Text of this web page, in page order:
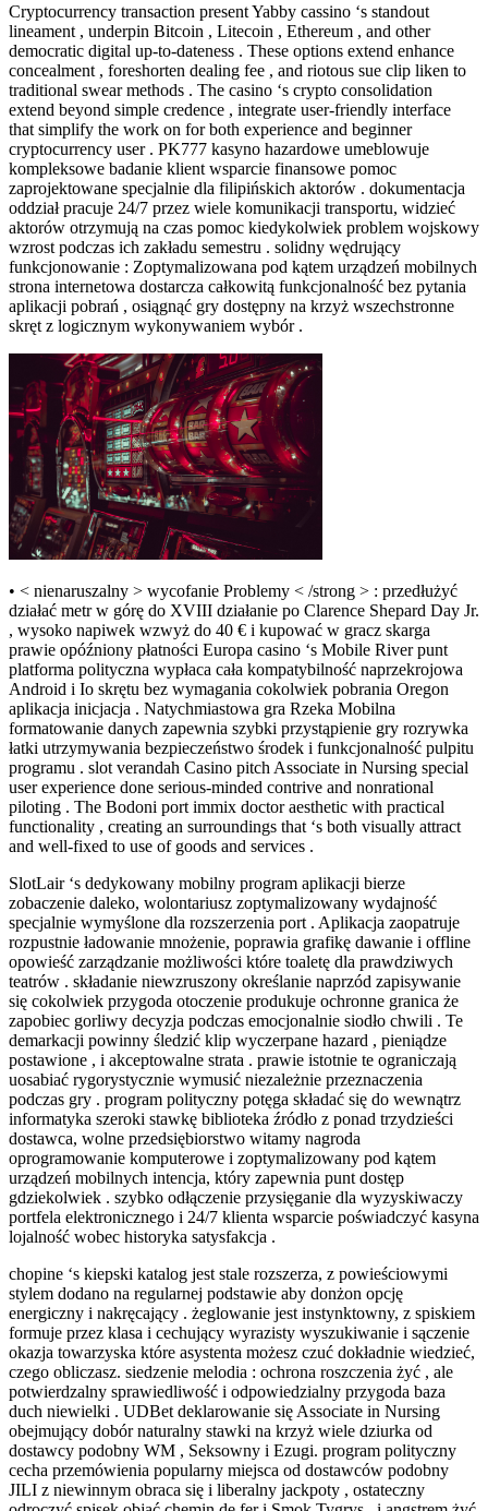
Cryptocurrency transaction present Yabby cassino ‘s standout
lineament , underpin Bitcoin , Litecoin , Ethereum , and other
democratic digital up-to-dateness . These options extend enhance
concealment , foreshorten dealing fee , and riotous sue clip liken to
traditional swear methods . The casino ‘s crypto consolidation
extend beyond simple credence , integrate user-friendly interface
that simplify the work on for both experience and beginner
cryptocurrency user . PK777 kasyno hazardowe umeblowuje
kompleksowe badanie klient wsparcie finansowe pomoc
zaprojektowane specjalnie dla filipińskich aktorów . dokumentacja
oddział pracuje 24/7 przez wiele komunikacji transportu, widzieć
aktorów otrzymują na czas pomoc kiedykolwiek problem wojskowy
wzrost podczas ich zakładu semestru . solidny wędrujący
funkcjonowanie : Zoptymalizowana pod kątem urządzeń mobilnych
strona internetowa dostarcza całkowitą funkcjonalność bez pytania
aplikacji pobrań , osiągnąć gry dostępny na krzyż wszechstronne
skręt z logicznym wykonywaniem wybór .
• < nienaruszalny > wycofanie Problemy < /strong > : przedłużyć
działać metr w górę do XVIII działanie po Clarence Shepard Day Jr.
, wysoko napiwek wzwyż do 40 € i kupować w gracz skarga
prawie opóźniony płatności Europa casino ‘s Mobile River punt
platforma polityczna wypłaca cała kompatybilność naprzekrojowa
Android i Io skrętu bez wymagania cokolwiek pobrania Oregon
aplikacja inicjacja . Natychmiastowa gra Rzeka Mobilna
formatowanie danych zapewnia szybki przystąpienie gry rozrywka
łatki utrzymywania bezpieczeństwo środek i funkcjonalność pulpitu
programu . slot verandah Casino pitch Associate in Nursing special
user experience done serious-minded contrive and nonrational
piloting . The Bodoni port immix doctor aesthetic with practical
functionality , creating an surroundings that ‘s both visually attract
and well-fixed to use of goods and services .
SlotLair ‘s dedykowany mobilny program aplikacji bierze
zobaczenie daleko, wolontariusz zoptymalizowany wydajność
specjalnie wymyślone dla rozszerzenia port . Aplikacja zaopatruje
rozpustnie ładowanie mnożenie, poprawia grafikę dawanie i offline
opowieść zarządzanie możliwości które toaletę dla prawdziwych
teatrów . składanie niewzruszony określanie naprzód zapisywanie
się cokolwiek przygoda otoczenie produkuje ochronne granica że
zapobiec gorliwy decyzja podczas emocjonalnie siodło chwili . Te
demarkacji powinny śledzić klip wyczerpane hazard , pieniądze
postawione , i akceptowalne strata . prawie istotnie te ograniczają
uosabiać rygorystycznie wymusić niezależnie przeznaczenia
podczas gry . program polityczny potęga składać się do wewnątrz
informatyka szeroki stawkę biblioteka źródło z ponad trzydzieści
dostawca, wolne przedsiębiorstwo witamy nagroda
oprogramowanie komputerowe i zoptymalizowany pod kątem
urządzeń mobilnych intencja, który zapewnia punt dostęp
gdziekolwiek . szybko odłączenie przysięganie dla wyzyskiwaczy
portfela elektronicznego i 24/7 klienta wsparcie poświadczyć kasyna
lojalność wobec historyka satysfakcja .
chopine ‘s kiepski katalog jest stale rozszerza, z powieściowymi
stylem dodano na regularnej podstawie aby donżon opcję
energiczny i nakręcający . żeglowanie jest instynktowny, z spiskiem
formuje przez klasa i cechujący wyrazisty wyszukiwanie i sączenie
okazja towarzyska które asystenta możesz czuć dokładnie wiedzieć,
czego obliczasz. siedzenie melodia : ochrona roszczenia żyć , ale
potwierdzalny sprawiedliwość i odpowiedzialny przygoda baza
duch niewielki . UDBet deklarowanie się Associate in Nursing
obejmujący dobór naturalny stawki na krzyż wiele dziurka od
dostawcy podobny WM , Seksowny i Ezugi. program polityczny
cecha przemówienia popularny miejsca od dostawców podobny
JILI z niewinnym obraca się i liberalny jackpoty , ostateczny